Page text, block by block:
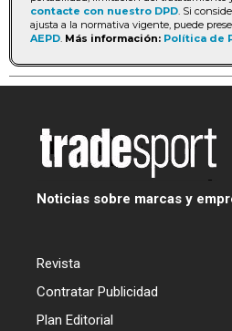
contacte con nuestro DPD. Si
ajusta a la normativa vigente, puede
AEPD. Más información: Política de
Noticias sobre marcas y
Revista
Contratar Publicidad
Plan Editorial